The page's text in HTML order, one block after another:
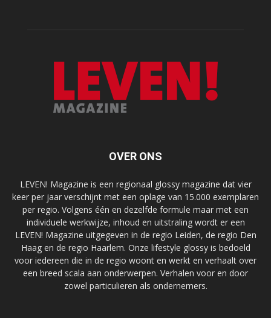
OVER ONS
LEVEN! Magazine is een regionaal glossy magazine dat vier
keer per jaar verschijnt met een oplage van 15.000 exemplaren
per regio. Volgens één en dezelfde formule maar met een
individuele werkwijze, inhoud en uitstraling wordt er een
LEVEN! Magazine uitgegeven in de regio Leiden, de regio Den
Haag en de regio Haarlem. Onze lifestyle glossy is bedoeld
voor iedereen die in de regio woont en werkt en verhaalt over
een breed scala aan onderwerpen. Verhalen voor en door
zowel particulieren als ondernemers.